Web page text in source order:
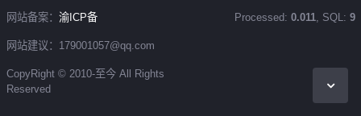
网站备案： 渝ICP备
网站建议：179001057@qq.com
CopyRight © 2010-至今 All Rights
Reserved
Processed: 0.011, SQL: 9